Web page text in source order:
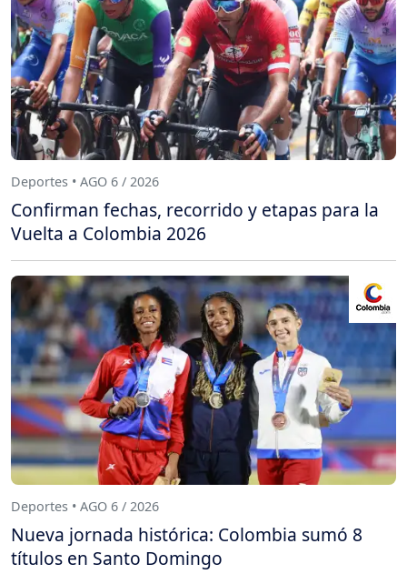
Deportes • AGO 6 / 2026
Confirman fechas, recorrido y etapas para la
Vuelta a Colombia 2026
Deportes • AGO 6 / 2026
Nueva jornada histórica: Colombia sumó 8
títulos en Santo Domingo